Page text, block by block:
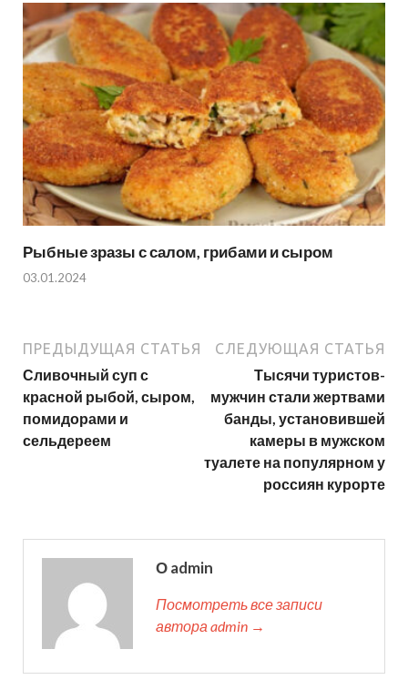
Рыбные зразы с салом, грибами и сыром
03.01.2024
ПРЕДЫДУЩАЯ СТАТЬЯ
Сливочный суп с
красной рыбой, сыром,
помидорами и
сельдереем
СЛЕДУЮЩАЯ СТАТЬЯ
Тысячи туристов-
мужчин стали жертвами
банды, установившей
камеры в мужском
туалете на популярном у
россиян курорте
О admin
Посмотреть все записи
автора admin →